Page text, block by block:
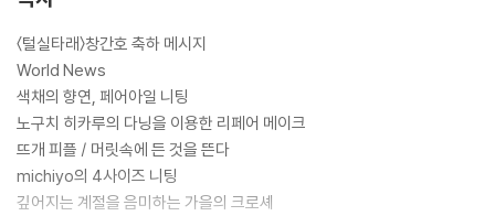
〈털실타래〉창간호 축하 메시지
World News
색채의 향연, 페어아일 니팅
노구치 히카루의 다닝을 이용한 리페어 메이크
뜨개 피플 / 머릿속에 든 것을 뜬다
michiyo의 4사이즈 니팅
깊어지는 계절을 음미하는 가을의 크로셰